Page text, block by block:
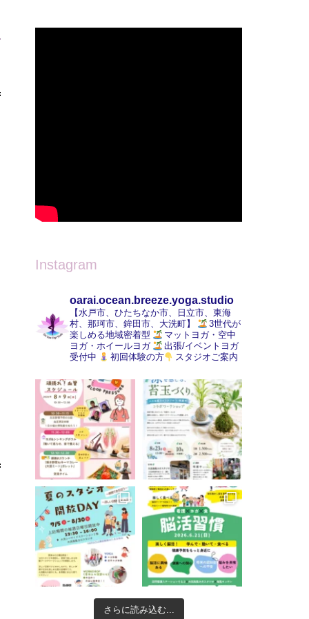
Instagram
oarai.ocean.breeze.yoga.studio
【水戸市、ひたちなか市、日立市、東海
村、那珂市、鉾田市、大洗町】
3世代が
楽しめる地域密着型
マットヨガ・空中
ヨガ・ホイールヨガ
出張/イベントヨガ
受付中
初回体験の方 スタジオご案内
さらに読み込む...